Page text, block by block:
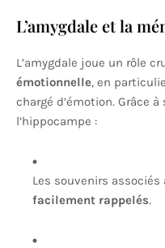
L’amygdale et la
L’amygdale joue un rôle
émotionnelle, en
chargé d’émotion. Grâce
l’hippocampe :
Les souvenirs
facilement rappelés.